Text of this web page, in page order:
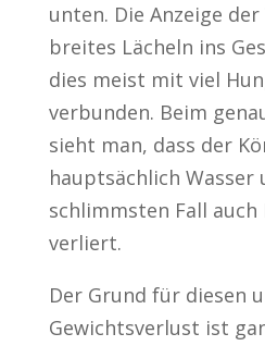
unten. Die Anzeige
breites Lächeln ins
dies meist mit viel
verbunden. Beim
sieht man, dass der
hauptsächlich Wasser
schlimmsten Fall
verliert.
Der Grund für diesen
Gewichtsverlust ist